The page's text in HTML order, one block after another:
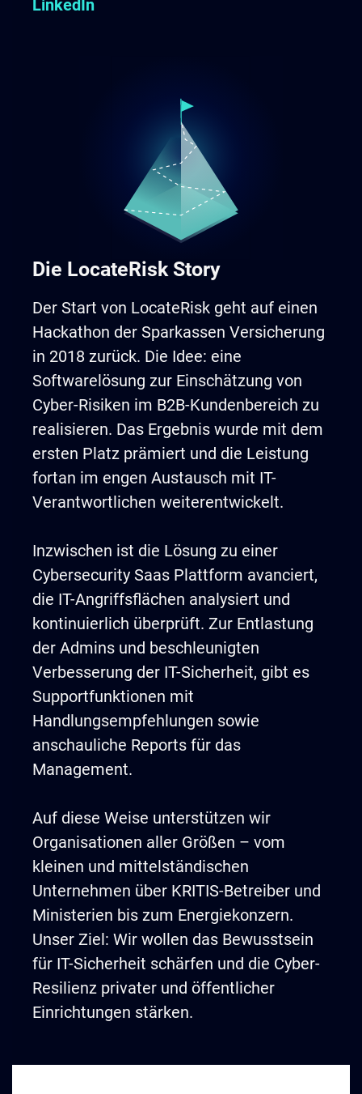
LinkedIn
Die LocateRisk Story
Der Start von LocateRisk geht auf einen
Hackathon der Sparkassen Versicherung
in 2018 zurück. Die Idee: eine
Softwarelösung zur Einschätzung von
Cyber-Risiken im B2B-Kundenbereich zu
realisieren. Das Ergebnis wurde mit dem
ersten Platz prämiert und die Leistung
fortan im engen Austausch mit IT-
Verantwortlichen weiterentwickelt.
Inzwischen ist die Lösung zu einer
Cybersecurity Saas Plattform avanciert,
die IT-Angriffsflächen analysiert und
kontinuierlich überprüft. Zur Entlastung
der Admins und beschleunigten
Verbesserung der IT-Sicherheit, gibt es
Supportfunktionen mit
Handlungsempfehlungen sowie
anschauliche Reports für das
Management.
Auf diese Weise unterstützen wir
Organisationen aller Größen – vom
kleinen und mittelständischen
Unternehmen über KRITIS-Betreiber und
Ministerien bis zum Energiekonzern.
Unser Ziel: Wir wollen das Bewusstsein
für IT-Sicherheit schärfen und die Cyber-
Resilienz privater und öffentlicher
Einrichtungen stärken.